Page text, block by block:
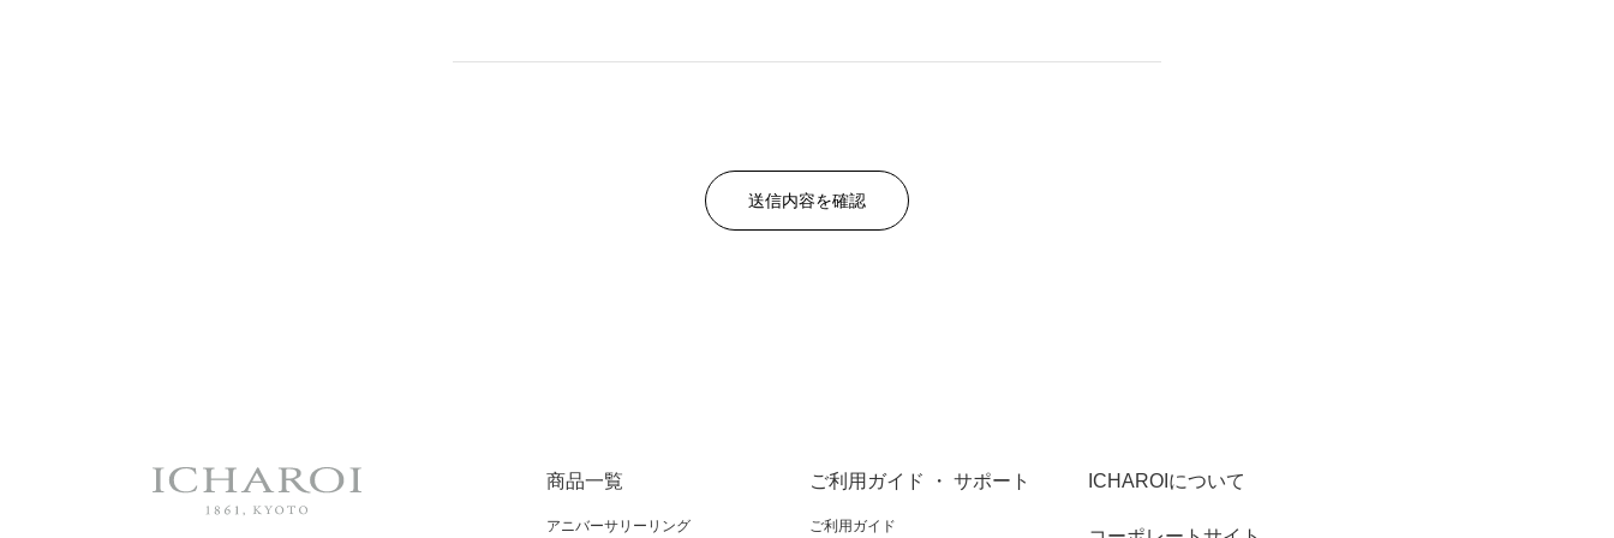
商品一覧
アニバーサリーリング
ご利用ガイド ・ サポート
ご利用ガイド
ICHAROIについて